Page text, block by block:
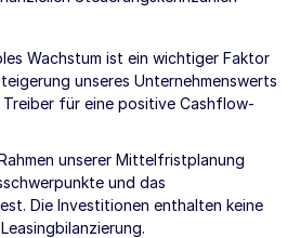
Wachstum ist ein wichtiger Faktor
unseres Unternehmenswerts
für eine positive Cashflow-
unserer Mittelfristplanung
und das
Die Investitionen enthalten keine